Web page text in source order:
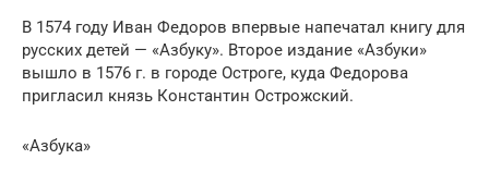
В 1574 году Иван Федоров впервые напечатал книгу для
русских детей — «Азбуку». Второе издание «Азбуки»
вышло в 1576 г. в городе Остроге, куда Федорова
пригласил князь Константин Острожский.
«Азбука»